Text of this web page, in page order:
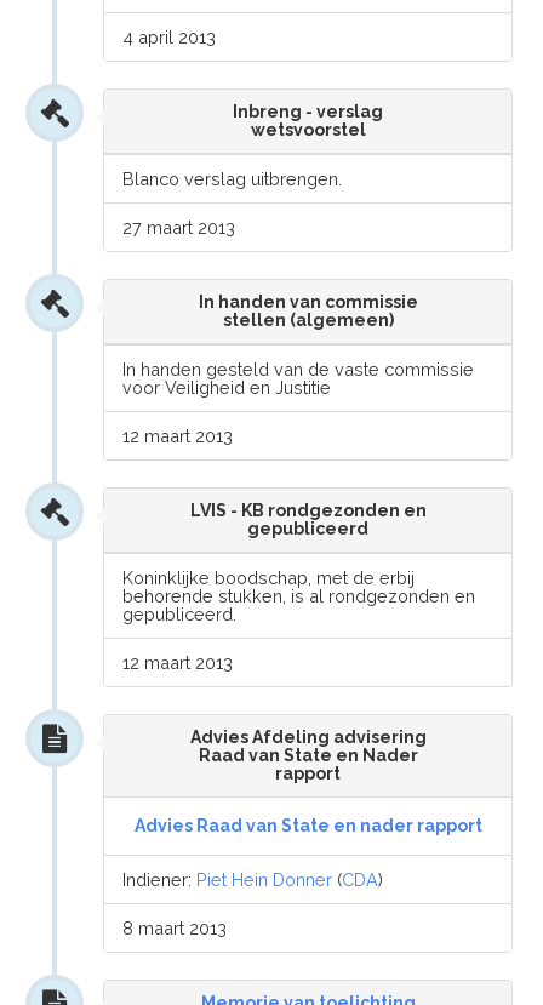
4 april 2013
Inbreng - verslag
wetsvoorstel
Blanco verslag uitbrengen.
27 maart 2013
In handen van commissie
stellen (algemeen)
In handen gesteld van de vaste commissie
voor Veiligheid en Justitie
12 maart 2013
LVIS - KB rondgezonden en
gepubliceerd
Koninklijke boodschap, met de erbij
behorende stukken, is al rondgezonden en
gepubliceerd.
12 maart 2013
Advies Afdeling advisering
Raad van State en Nader
rapport
Advies Raad van State en nader rapport
Indiener: Piet Hein Donner (CDA)
8 maart 2013